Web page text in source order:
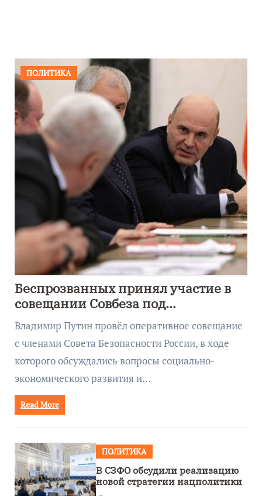
ПОЛИТИКА
Беспрозванных принял участие в
совещании Совбеза под
руководством Путина
Владимир Путин провёл оперативное совещание
с членами Совета Безопасности России, в ходе
которого обсуждались вопросы социально-
экономического развития и…
Read More
ПОЛИТИКА
В СЗФО обсудили реализацию
новой стратегии нацполитики